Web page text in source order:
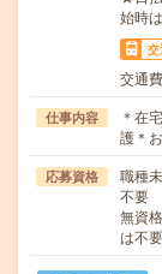
始時
交通
仕事内容
＊在
護＊
応募資格
職種
不要
無資
は不